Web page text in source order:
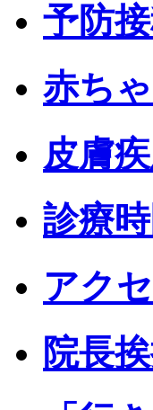
予防
赤ち
皮膚
診療
アク
院長